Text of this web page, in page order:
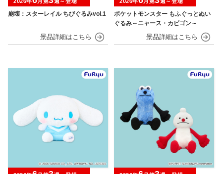
崩壊：スターレイル ちびぐるみvol.1
ポケットモンスター もふぐっとぬい
ぐるみ～ニャース・カビゴン～